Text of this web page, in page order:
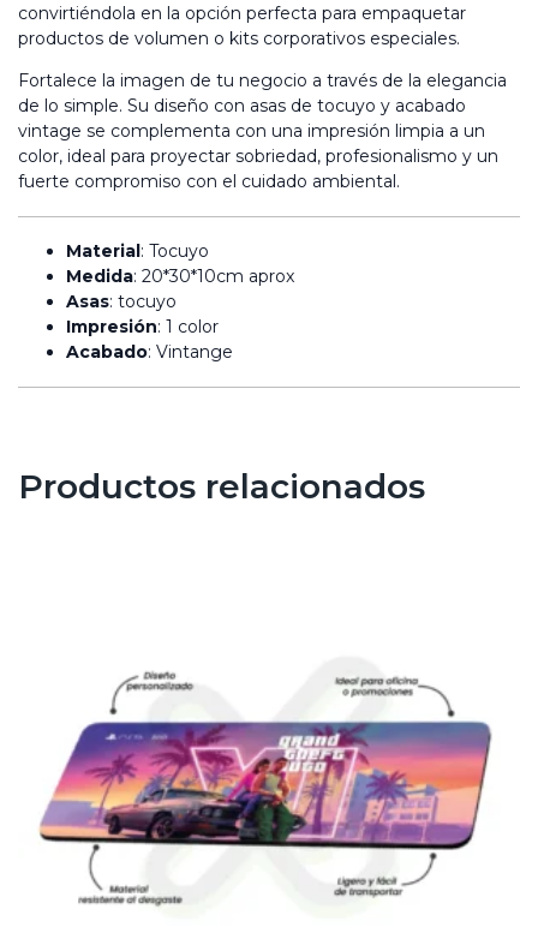
convirtiéndola en la opción perfecta para empaquetar
productos de volumen o kits corporativos especiales.
Fortalece la imagen de tu negocio a través de la elegancia
de lo simple. Su diseño con asas de tocuyo y acabado
vintage se complementa con una impresión limpia a un
color, ideal para proyectar sobriedad, profesionalismo y un
fuerte compromiso con el cuidado ambiental.
Material: Tocuyo
Medida: 20*30*10cm aprox
Asas: tocuyo
Impresión: 1 color
Acabado: Vintange
Productos relacionados